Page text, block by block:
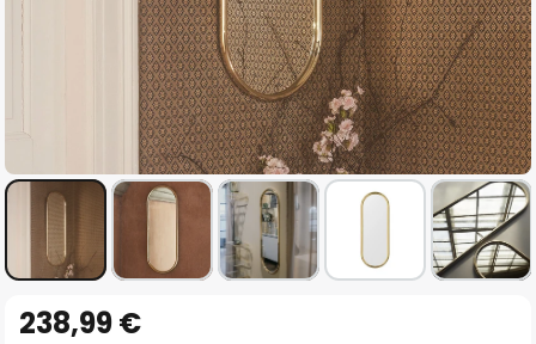
Anfang
238,99 €